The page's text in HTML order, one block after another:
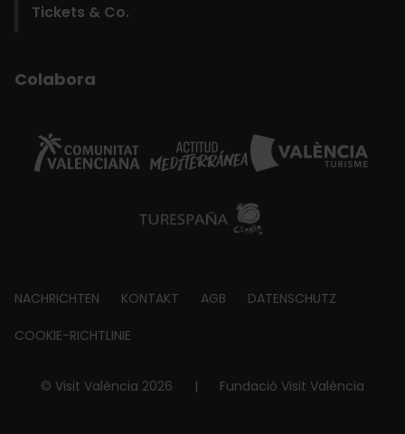
Tickets & Co.
Colabora
Footer
about
NACHRICHTEN KONTAKT AGB DATENSCHUTZ
COOKIE-RICHTLINIE
© Visit València 2026 | Fundació Visit València